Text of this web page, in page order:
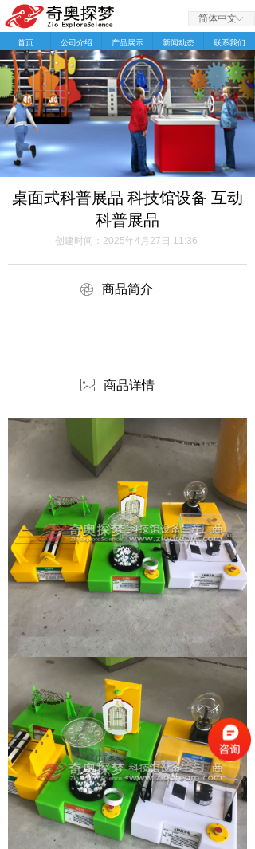
ꀅ
简体中文
首页 公司介绍 产品展示 新闻动态 联系我们
桌面式科普展品 科技馆设备 互动
科普展品
商品简介
创建时间： 2025年4月27日 11:36
商品详情
ꁵ
ꂈ